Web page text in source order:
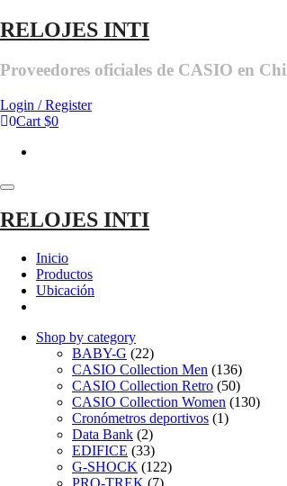
Skip
to
content
RELOJES INTI
Proveedores oficiales de CASIO en
Login / Register
0Cart $0
Toggle
RELOJES INTI
Inicio
Productos
Ubicación
Shop by category
BABY-G (22)
CASIO Collection Men (136)
CASIO Collection Retro (50)
CASIO Collection Women (130)
Cronómetros deportivos (1)
Data Bank (2)
EDIFICE (33)
G-SHOCK (122)